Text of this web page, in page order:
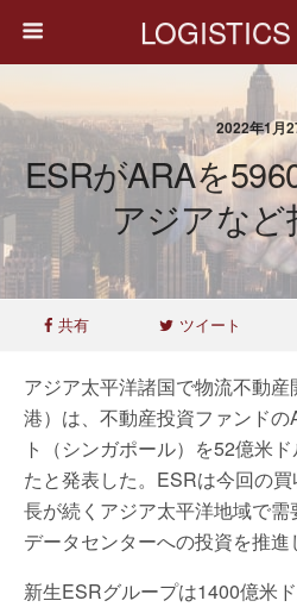
2022年1月
ESRがARAを
アジアなど
共有 ツイート
アジア太平洋諸国で物流不動
港）は、不動産投資ファンド
ト（シンガポール）を52億⽶
たと発表した。ESRは今回の
長が続くアジア太平洋地域で
データセンターへの投資を推進
新⽣ESRグループは1400億⽶